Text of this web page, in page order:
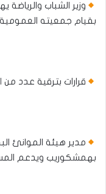
وزير الشباب والرياضة
بقيام جمعيته
قرارات بترقية عدد من
مدير هيئة الموانئ
بهمشكوريب ويدعم